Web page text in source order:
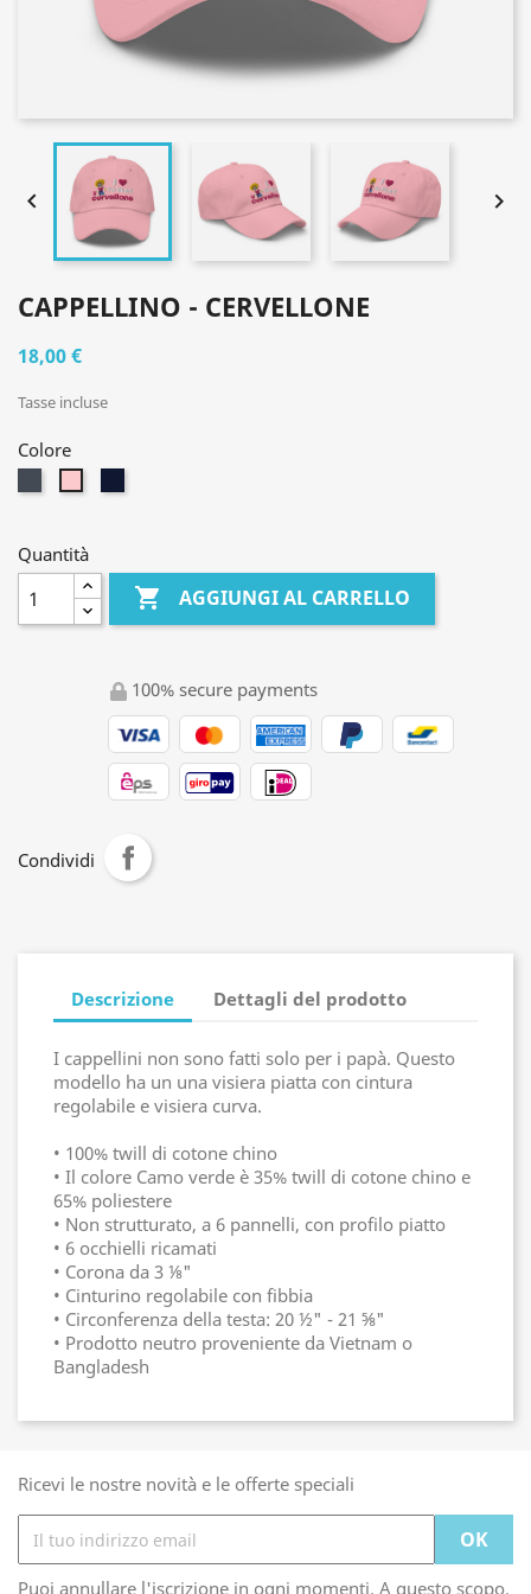
 
CAPPELLINO - CERVELLONE
18,00 €
Tasse incluse
Colore
Quantità
 AGGIUNGI AL CARRELLO
100% secure payments
Condividi
Descrizione Dettagli del prodotto
I cappellini non sono fatti solo per i papà. Questo
modello ha un una visiera piatta con cintura
regolabile e visiera curva.
• 100% twill di cotone chino
• Il colore Camo verde è 35% twill di cotone chino e
65% poliestere
• Non strutturato, a 6 pannelli, con profilo piatto
• 6 occhielli ricamati
• Corona da 3 ⅛"
• Cinturino regolabile con fibbia
• Circonferenza della testa: 20 ½" - 21 ⅝"
• Prodotto neutro proveniente da Vietnam o
Bangladesh
Ricevi le nostre novità e le offerte speciali
Puoi annullare l'iscrizione in ogni momenti. A questo scopo,